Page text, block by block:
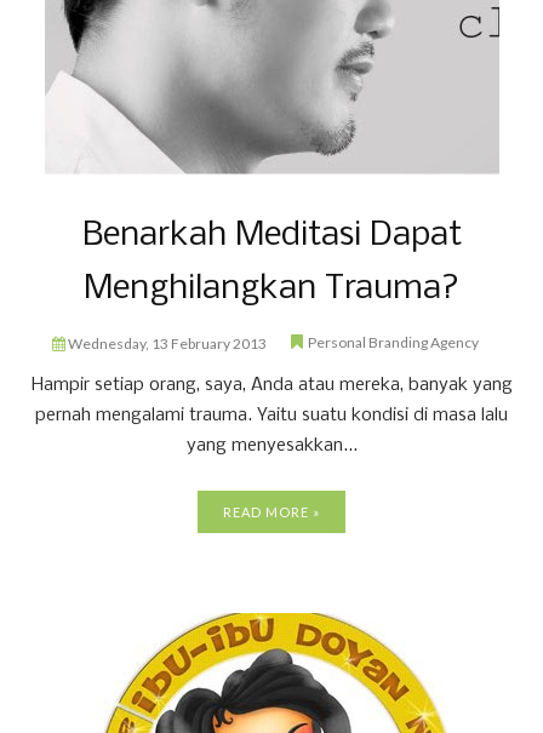
Benarkah Meditasi Dapat
Menghilangkan Trauma?
Wednesday, 13 February 2013 Personal Branding Agency
Hampir setiap orang, saya, Anda atau mereka, banyak yang
pernah mengalami trauma. Yaitu suatu kondisi di masa lalu
yang menyesakkan...
READ MORE »